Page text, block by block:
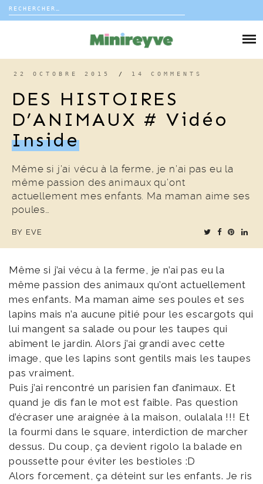
Rechercher :
DÉCO
VOYAGE
COUP DE COEUR
EDITORIAL
22 OCTOBRE 2015 / 14 COMMENTS
DES HISTOIRES
D’ANIMAUX # Vidéo
Inside
Même si j’ai vécu à la ferme, je n’ai pas eu la
même passion des animaux qu’ont
actuellement mes enfants. Ma maman aime ses
poules…
BY EVE
Même si j’ai vécu à la ferme, je n’ai pas eu la
même passion des animaux qu’ont actuellement
mes enfants. Ma maman aime ses poules et ses
lapins mais n’a aucune pitié pour les escargots qui
lui mangent sa salade ou pour les taupes qui
abîment le jardin. Alors j’ai grandi avec cette
image, que les lapins sont gentils mais les taupes
pas vraiment.
Puis j’ai rencontré un parisien fan d’animaux. Et
quand je dis fan le mot est faible. Pas question
d’écraser une araignée à la maison, oulalala !!! Et
la fourmi dans le square, interdiction de marcher
dessus. Du coup, ça devient rigolo la balade en
poussette pour éviter les bestioles :D
Alors forcement, ça déteint sur les enfants. Je ris